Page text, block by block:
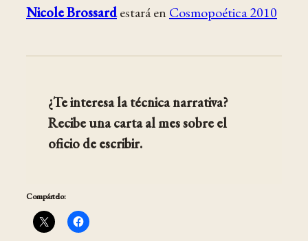
Nicole Brossardestará en Cosmopoética 2010
¿Te interesa la técnica narrativa?
Recibe una carta al mes sobre el
oficio de escribir.
Compártelo: